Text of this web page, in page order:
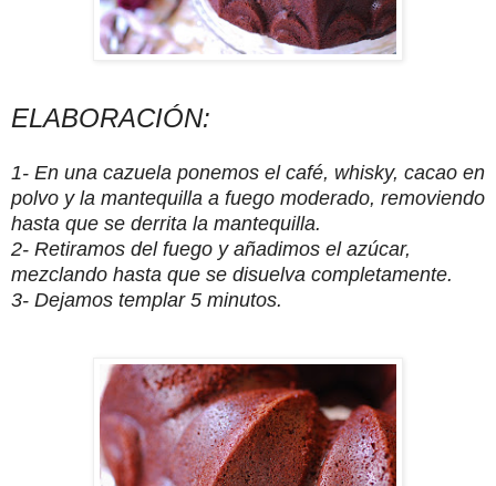
ELABORACIÓN:
1- En una cazuela ponemos el café, whisky, cacao en
polvo y la mantequilla a fuego moderado, removiendo
hasta que se derrita la mantequilla.
2- Retiramos del fuego y añadimos el azúcar,
mezclando hasta que se disuelva completamente.
3- Dejamos templar 5 minutos.